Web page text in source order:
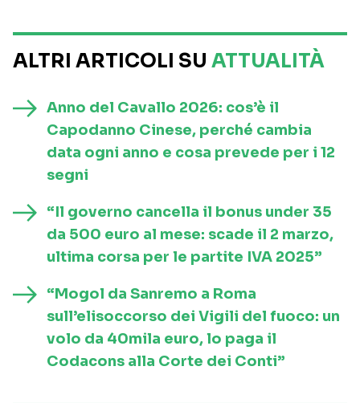
ALTRI ARTICOLI SU ATTUALITÀ
Anno del Cavallo 2026: cos’è il
Capodanno Cinese, perché cambia
data ogni anno e cosa prevede per i 12
segni
“Il governo cancella il bonus under 35
da 500 euro al mese: scade il 2 marzo,
ultima corsa per le partite IVA 2025”
“Mogol da Sanremo a Roma
sull’elisoccorso dei Vigili del fuoco: un
volo da 40mila euro, lo paga il
Codacons alla Corte dei Conti”